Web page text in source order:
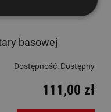
basowej
Dostępność: Dostępny
111,00 zł